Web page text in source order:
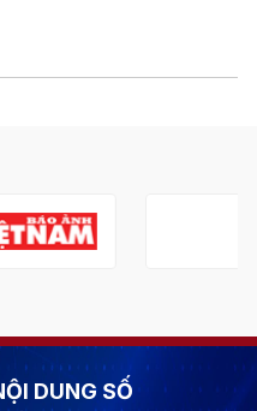
DUNG SỐ